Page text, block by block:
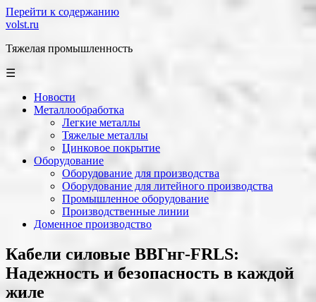
Перейти к содержанию
volst.ru
Тяжелая промышленность
☰
Новости
Металлообработка
Легкие металлы
Тяжелые металлы
Цинковое покрытие
Оборудование
Оборудование для производства
Оборудование для литейного производства
Промышленное оборудование
Производственные линии
Доменное производство
Кабели силовые ВВГнг-FRLS:
Надежность и безопасность в каждой
жиле